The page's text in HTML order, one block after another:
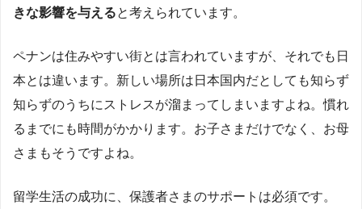
きな影響を与えると考えられています。
ペナンは住みやすい街とは言われていますが、それでも日
本とは違います。新しい場所は日本国内だとしても知らず
知らずのうちにストレスが溜まってしまいますよね。慣れ
るまでにも時間がかかります。お子さまだけでなく、お母
さまもそうですよね。
留学生活の成功に、保護者さまのサポートは必須です。